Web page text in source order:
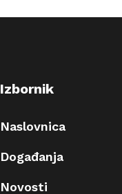
Izbornik
Naslovnica
Događanja
Novosti